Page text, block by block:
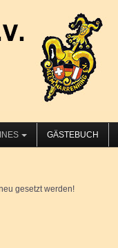
GÄSTEBUCH
gesetzt werden!